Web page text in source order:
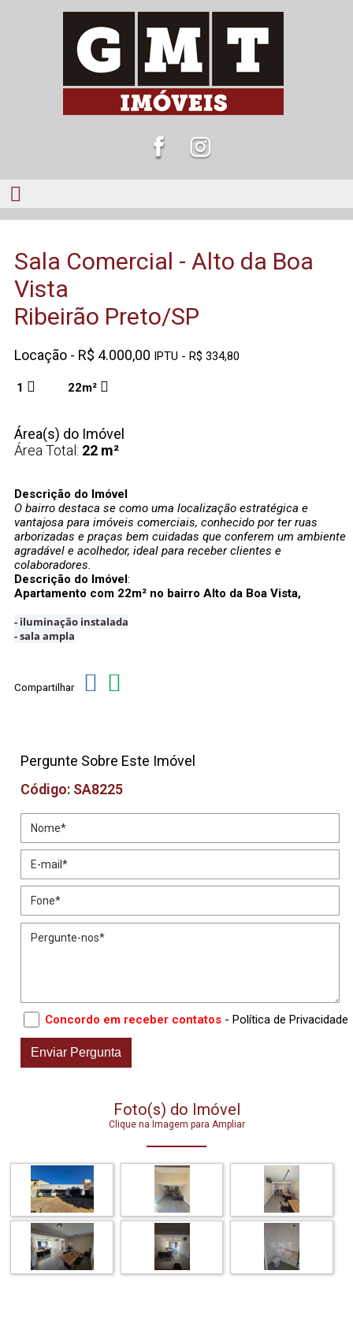
Sala Comercial - Alto da Boa
Vista
Ribeirão Preto/SP
Locação - R$ 4.000,00 IPTU - R$ 334,80
1 22m²
Área(s) do Imóvel
Área Total: 22 m²
Descrição do Imóvel
O bairro destaca se como uma localização estratégica e
vantajosa para imóveis comerciais, conhecido por ter ruas
arborizadas e praças bem cuidadas que conferem um ambiente
agradável e acolhedor, ideal para receber clientes e
colaboradores.
Descrição do Imóvel:
Apartamento com 22m² no bairro Alto da Boa Vista,
- iluminação instalada
- sala ampla
Compartilhar
Pergunte Sobre Este Imóvel
Código: SA8225
Concordo em receber contatos - Política de Privacidade
Foto(s) do Imóvel
Clique na Imagem para Ampliar